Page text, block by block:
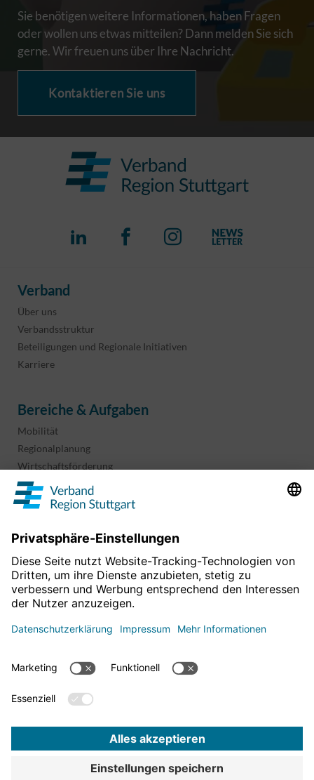
Für mehr News
hier entlang!
Sie benötigen weitere Informationen, haben Fragen
oder wollen uns etwas mitteilen? Dann melden Sie sich
gerne. Wir freuen uns über Ihre Nachricht.
Kontaktieren Sie uns
Verband
Über uns
Verbandsstruktur
Beteiligungen und Regionale Initiativen
Karriere
Bereiche & Aufgaben
Mobilität
Regionalplanung
Wirtschaftsförderung
Sport und Kultur
Projekte & Programme
Informationen & Downloads
Geoinformation
Datenschutz
Barrierefreiheitserklärung
Bekanntmachungen